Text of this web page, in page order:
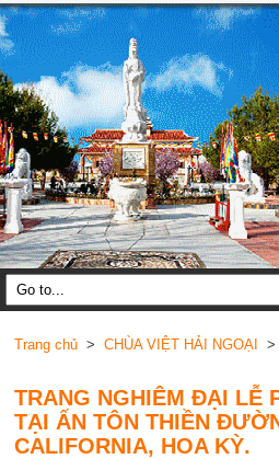
Trang chủ> CHÙA VIỆT HẢI NGOẠI >
TRANG NGHIÊM ĐẠI LỄ
TẠI ẤN TÔN THIỀN
CALIFORNIA, HOA KỲ.